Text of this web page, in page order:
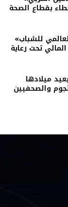
بقطاع الصحة
للشباب»
تحت رعاية
ميلادها
والصحفيين